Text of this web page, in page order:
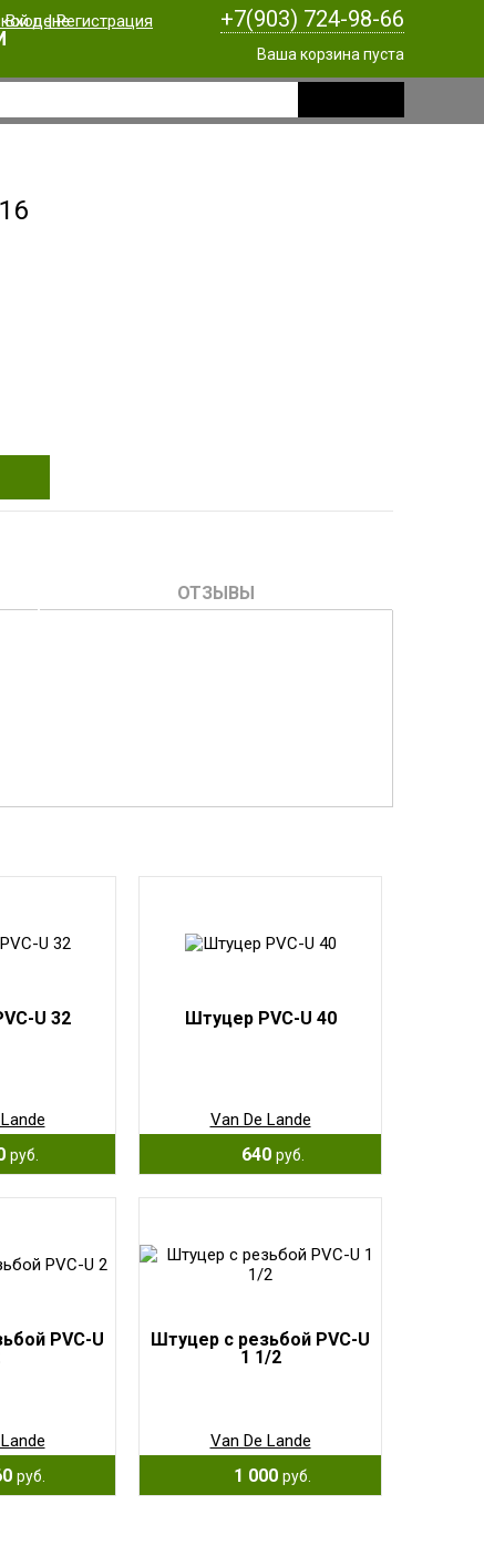
Вход|Регистрация +7(903) 724-98-66
Ваша корзина пуста
ОТЗЫВЫ
U 32
руб.
Штуцер PVC-U 40
Van De Lande
640 руб.
PVC-U
руб.
Штуцер с резьбой PVC-U
1 1/2
Van De Lande
1 000 руб.